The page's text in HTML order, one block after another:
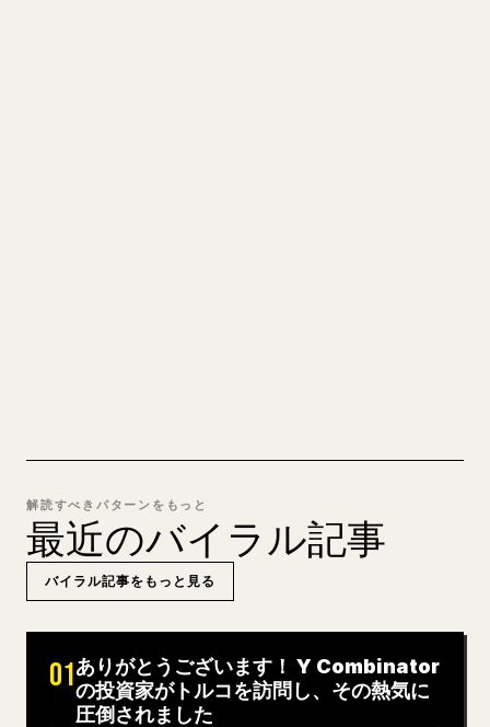
解読すべきパターンをもっと
最近のバイラル記事
バイラル記事をもっと見る
01ありがとうございます！ Y Combinator
の投資家がトルコを訪問し、その熱気に
圧倒されました